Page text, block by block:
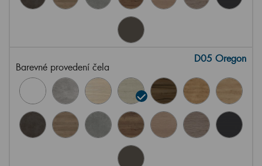
Barevné provedení čela
D05 Oregon